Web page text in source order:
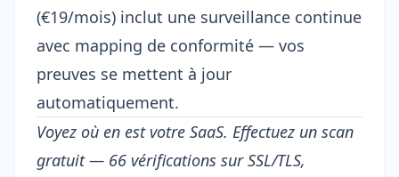
(€19/mois) inclut une surveillance continue
avec mapping de conformité — vos
preuves se mettent à jour
automatiquement.
Voyez où en est votre SaaS. Effectuez un scan
gratuit— 66 vérifications sur SSL/TLS,